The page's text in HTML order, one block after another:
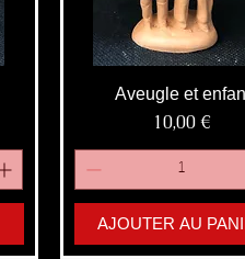
Aveugle et
Prix
10,00 €
AJOUTER AU